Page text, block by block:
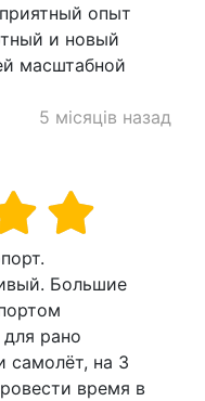
опыт
и новый
масштабной
5 місяців назад
Большие
рано
самолёт, на 3
время в